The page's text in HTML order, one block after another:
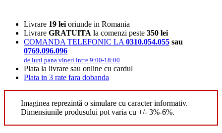
Livrare 19 lei oriunde in Romania
Livrare GRATUITA la comenzi peste 350 lei
COMANDA TELEFONIC LA 0310.054.055 sau
0769.096.096
de luni pana vineri intre 9:00-18:00
Plata la livrare sau online cu cardul
Plata in 3 rate fara dobanda
Imaginea reprezintă o simulare cu caracter informativ.
Dimensiunile produsului pot varia cu +/- 3%-6%.